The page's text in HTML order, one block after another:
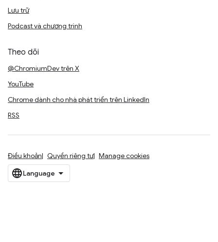
Lưu trữ
Podcast và chương trình
Theo dõi
@ChromiumDev trên X
YouTube
Chrome dành cho nhà phát triển trên LinkedIn
RSS
Điều khoản Quyền riêng tư Manage cookies